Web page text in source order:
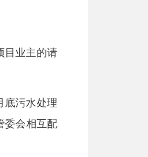
目业主的请
底污水处理
委会相互配